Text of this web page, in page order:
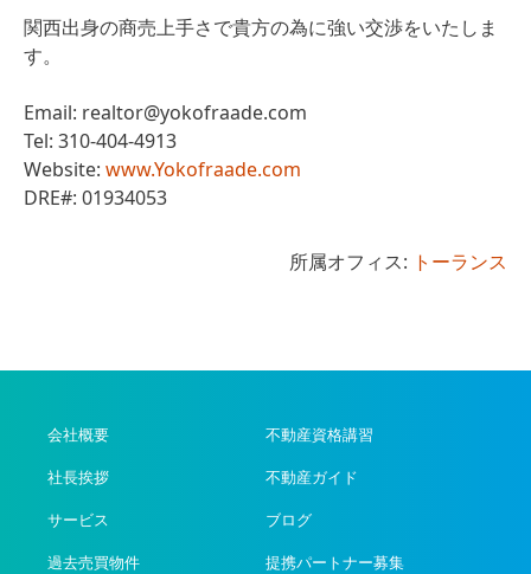
関西出身の商売上手さで貴方の為に強い交渉をいたしま
す。
Email: realtor@yokofraade.com
Tel: 310-404-4913
Website: www.Yokofraade.com
DRE#: 01934053
所属オフィス: トーランス
会社概要
社長挨拶
サービス
過去売買物件
不動産資格講習
不動産ガイド
ブログ
提携パートナー募集